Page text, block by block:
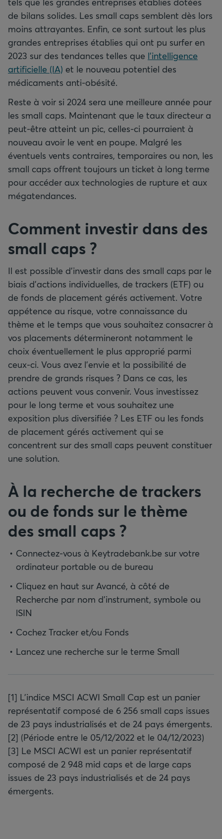
de bilans solides. Les small caps semblent dès lors
moins attrayantes. Enfin, ce sont surtout les plus
grandes entreprises établies qui ont pu surfer en
2023 sur des tendances telles que l’intelligence
artificielle (IA) et le nouveau potentiel des
médicaments anti-obésité.
Reste à voir si 2024 sera une meilleure année pour
les small caps. Maintenant que le taux directeur a
peut-être atteint un pic, celles-ci pourraient à
nouveau avoir le vent en poupe. Malgré les
éventuels vents contraires, temporaires ou non, les
small caps offrent toujours un ticket à long terme
pour accéder aux technologies de rupture et aux
mégatendances.
Comment investir dans des
small caps ?
Il est possible d’investir dans des small caps par le
biais d’actions individuelles, de trackers (ETF) ou
de fonds de placement gérés activement. Votre
appétence au risque, votre connaissance du
thème et le temps que vous souhaitez consacrer à
vos placements détermineront notamment le
choix éventuellement le plus approprié parmi
ceux-ci. Vous avez l'envie et la possibilité de
prendre de grands risques ? Dans ce cas, les
actions peuvent vous convenir. Vous investissez
pour le long terme et vous souhaitez une
exposition plus diversifiée ? Les ETF ou les fonds
de placement gérés activement qui se
concentrent sur des small caps peuvent constituer
une solution.
À la recherche de trackers
ou de fonds sur le thème
des small caps ?
Connectez-vous à Keytradebank.be sur votre
ordinateur portable ou de bureau
Cliquez en haut sur Avancé, à côté de
Recherche par nom d’instrument, symbole ou
lSIN
Cochez Tracker et/ou Fonds
Lancez une recherche sur le terme Small
[1] L’indice MSCI ACWI Small Cap est un panier
représentatif composé de 6 256 small caps issues
de 23 pays industrialisés et de 24 pays émergents.
[2] (Période entre le 05/12/2022 et le 04/12/2023)
[3] Le MSCI ACWI est un panier représentatif
composé de 2 948 mid caps et de large caps
issues de 23 pays industrialisés et de 24 pays
émergents.